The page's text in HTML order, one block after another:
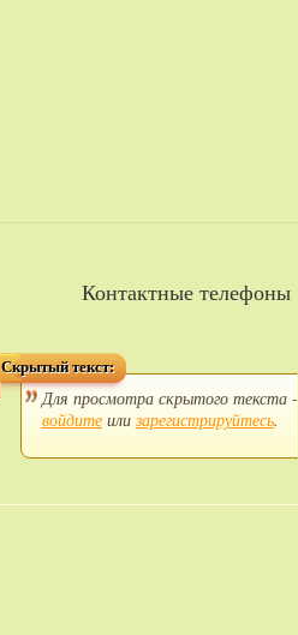
Контактные телефоны
Скрытый текст:
Для просмотра скрытого текста -
войдитеилизарегистрируйтесь.